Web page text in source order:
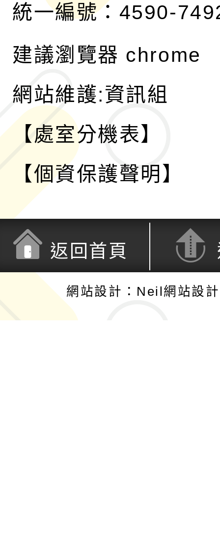
統一編號：4590-
建議瀏覽器 chrome
網站維護:資訊組
【處室分機表】
【個資保護聲明】
返回首頁
網站設計：Neil網站設